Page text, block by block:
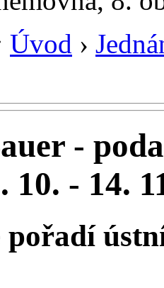
Úvod ›
-
10. - 14.
pořadí